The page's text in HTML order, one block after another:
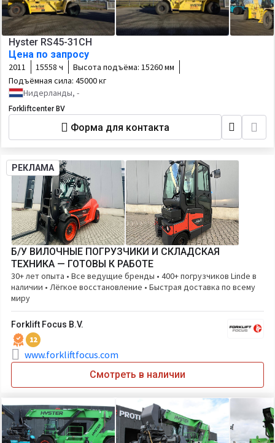
Hyster RS45-31CH
Цена по запросу
2011 15558 ч Высота подъёма: 15260 мм
Подъёмная сила: 45000 кг
Нидерланды, -
Forkliftcenter BV
Форма для контакта
РЕКЛАМА
Б/У ВИЛОЧНЫЕ ПОГРУЗЧИКИ И СКЛАДСКАЯ
ТЕХНИКА — ГОТОВЫ К РАБОТЕ
30+ лет опыта • Все ведущие бренды • 400+ погрузчиков Linde в
наличии • Лёгкое восстановление • Быстрая доставка по всему
миру
Forklift Focus B.V.
12
www.forkliftfocus.com
Смотреть в наличии